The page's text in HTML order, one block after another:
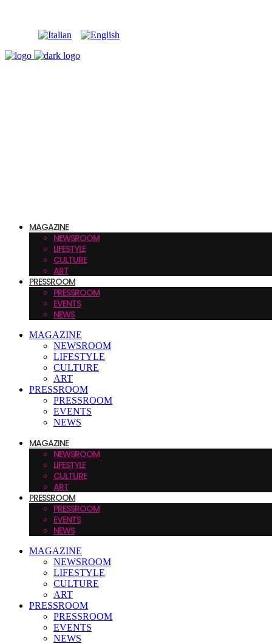
MAGAZINE
NEWSROOM
LIFESTYLE
CULTURE
ART
PRESSROOM
PRESSROOM
EVENTS
NEWS
MAGAZINE
NEWSROOM
LIFESTYLE
CULTURE
ART
PRESSROOM
PRESSROOM
EVENTS
NEWS
MAGAZINE
NEWSROOM
LIFESTYLE
CULTURE
ART
PRESSROOM
PRESSROOM
EVENTS
NEWS
MAGAZINE
NEWSROOM
LIFESTYLE
CULTURE
ART
PRESSROOM
PRESSROOM
EVENTS
NEWS